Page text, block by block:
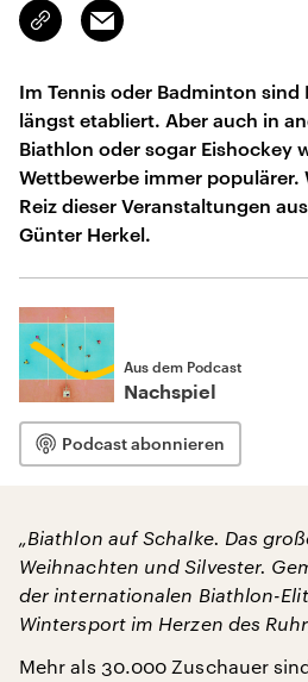
Link
kopieren/teilen
Email
Im Tennis oder Badminton sind
längst etabliert. Aber auch in
Biathlon oder sogar Eishockey
Wettbewerbe immer populärer.
Reiz dieser Veranstaltungen
Günter Herkel.
Aus dem Podcast
Nachspiel
Podcast abonnieren
„Biathlon auf Schalke. Das
Weihnachten und Silvester.
der internationalen Biathlon-
Wintersport im Herzen des
Mehr als 30.000 Zuschauer